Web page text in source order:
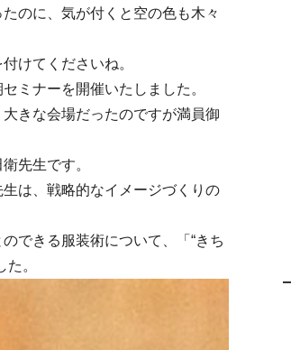
のに、気が付くと空の色も木々
けてくださいね。
ミナーを開催いたしました。
きな会場だったのですが満員御
先生です。
は、戦略的なイメージづくりの
できる服装術について、「“きち
。